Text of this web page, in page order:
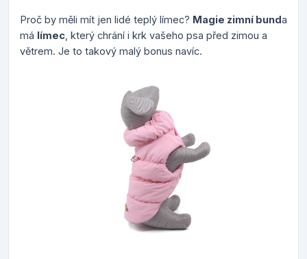
Proč by měli mít jen lidé teplý límec? Magie zimní bunda
má límec , který chrání i krk vašeho psa před zimou a
větrem. Je to takový malý bonus navíc.